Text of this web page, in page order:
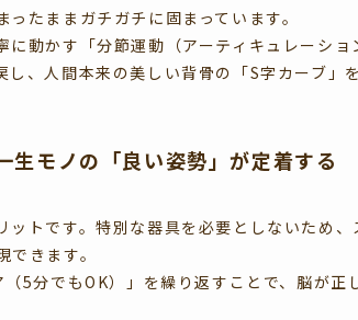
たままガチガチに固まっています。
に動かす「分節運動（アーティキュレーシ
、人間本来の美しい背骨の「S字カーブ」
生モノの「良い姿勢」が定着する
ットです。特別な器具を必要としないため
きます。
（5分でもOK）」を繰り返すことで、脳が